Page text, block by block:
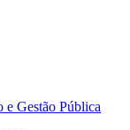
e Gestão Pública